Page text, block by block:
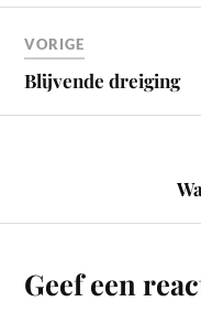
VORIGE
Blijvende dreiging
Geef een